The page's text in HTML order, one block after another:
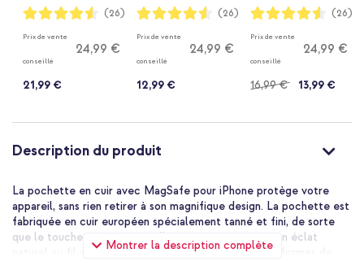
Deep Violet
Notation:
91%
(26)
Prix de vente
conseillé
24,99 €
21,99 €
Baltic Blue
Notation:
91%
(26)
Prix de vente
conseillé
24,99 €
12,99 €
Scarlet Red
Notation:
91%
(26)
Prix de vente
conseillé
24,99 €
16,99 € 13,99 €
Description du produit
Montrer la description complète
La pochette en cuir avec MagSafe pour iPhone protège votre
appareil, sans rien retirer à son magnifique design. La pochette est
fabriquée en cuir européen spécialement tanné et fini, de sorte
que le toucher soit soyeux à l'extérieur et acquière un éclat
naturel au fil du temps. Il s'adapte parfaitement aux formes de